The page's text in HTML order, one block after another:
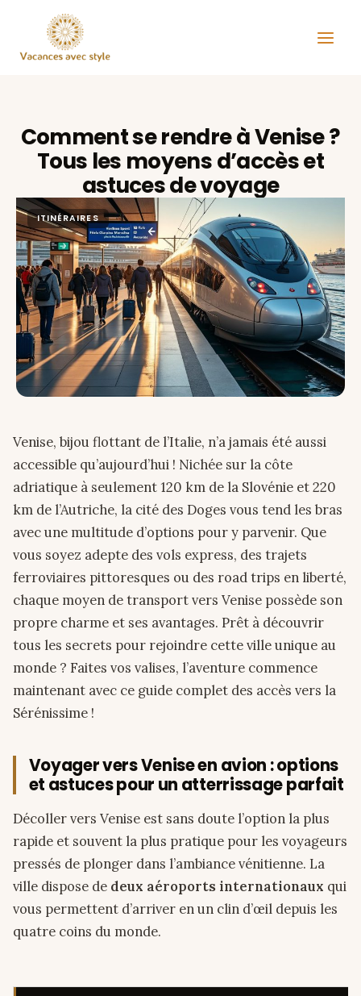
contenu
Comment se rendre à Venise ?
Tous les moyens d’accès et
astuces de voyage
ITINÉRAIRES
Venise, bijou flottant de l’Italie, n’a jamais été aussi
accessible qu’aujourd’hui ! Nichée sur la côte
adriatique à seulement 120 km de la Slovénie et 220
km de l’Autriche, la cité des Doges vous tend les bras
avec une multitude d’options pour y parvenir. Que
vous soyez adepte des vols express, des trajets
ferroviaires pittoresques ou des road trips en liberté,
chaque moyen de transport vers Venise possède son
propre charme et ses avantages. Prêt à découvrir
tous les secrets pour rejoindre cette ville unique au
monde ? Faites vos valises, l’aventure commence
maintenant avec ce guide complet des accès vers la
Sérénissime !
Voyager vers Venise en avion : options
et astuces pour un atterrissage parfait
Décoller vers Venise est sans doute l’option la plus
rapide et souvent la plus pratique pour les voyageurs
pressés de plonger dans l’ambiance vénitienne. La
ville dispose de deux aéroports internationaux qui
vous permettent d’arriver en un clin d’œil depuis les
quatre coins du monde.